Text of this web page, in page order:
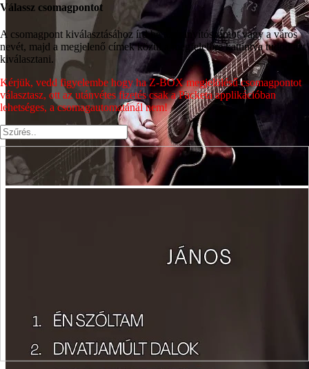
Válassz csomagpontot
A csomagpont kiválasztásához írd be az irányítószámot vagy a város
nevét, majd a megjelenő címek közül a megfelelőre kattintva tudod azt
kiválasztani.
Kérjük, vedd figyelembe hogy ha Z-BOX megjelölésű csomagpontot
választasz, ott az utánvétes fizetés csak a Packeta applikációban
lehetséges, a csomagautomatánál nem!